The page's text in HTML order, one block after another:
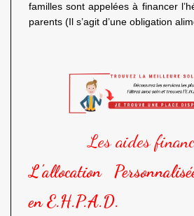
familles sont appelées à financer
parents (Il s’agit d’une obligation
Les aides
L'allocation
en E.H.P.A.D.